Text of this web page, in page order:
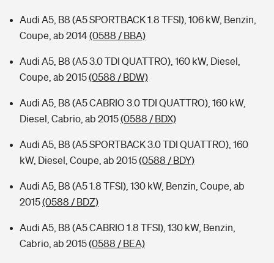
Audi A5, B8 (A5 SPORTBACK 1.8 TFSI), 106 kW, Benzin,
Coupe, ab 2014(0588 / BBA)
Audi A5, B8 (A5 3.0 TDI QUATTRO), 160 kW, Diesel,
Coupe, ab 2015(0588 / BDW)
Audi A5, B8 (A5 CABRIO 3.0 TDI QUATTRO), 160 kW,
Diesel, Cabrio, ab 2015(0588 / BDX)
Audi A5, B8 (A5 SPORTBACK 3.0 TDI QUATTRO), 160
kW, Diesel, Coupe, ab 2015(0588 / BDY)
Audi A5, B8 (A5 1.8 TFSI), 130 kW, Benzin, Coupe, ab
2015(0588 / BDZ)
Audi A5, B8 (A5 CABRIO 1.8 TFSI), 130 kW, Benzin,
Cabrio, ab 2015(0588 / BEA)